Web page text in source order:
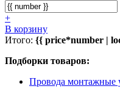
+
В корзину
Итого: {{ price*number |
Подборки товаров:
Провода